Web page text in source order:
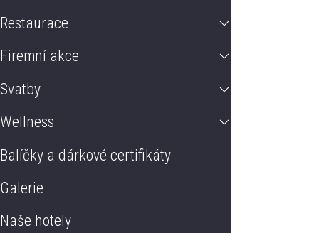
Restaurace
Firemní akce
Svatby
Wellness
Balíčky a dárkové certifikáty
Galerie
Naše hotely